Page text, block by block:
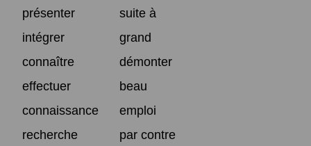
présenter
suite à
intégrer
grand
connaître
démonter
effectuer
beau
connaissance
emploi
recherche
par contre